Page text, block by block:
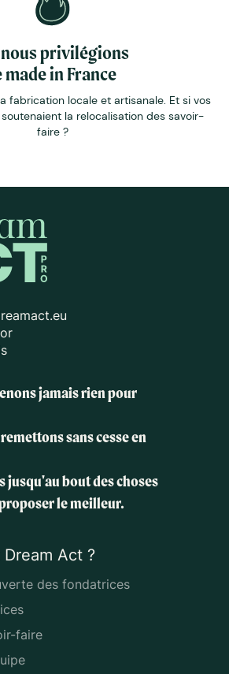
privilégions
made in France
fabrication locale et artisanale. Et si vos
la relocalisation des savoir-
faire ?
jamais rien pour
sans cesse en
jusqu'au bout des choses
le meilleur.
Act ?
des fondatrices
faire